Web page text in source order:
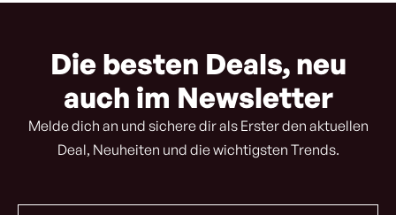
Die besten Deals, neu
auch im Newsletter
Melde dich an und sichere dir als Erster den aktuellen
Deal, Neuheiten und die wichtigsten Trends.